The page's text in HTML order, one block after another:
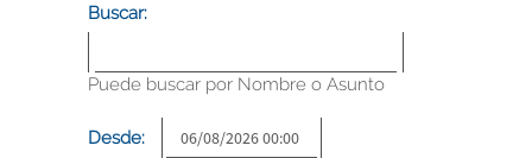
Buscar:
Puede buscar por Nombre o Asunto
Desde: